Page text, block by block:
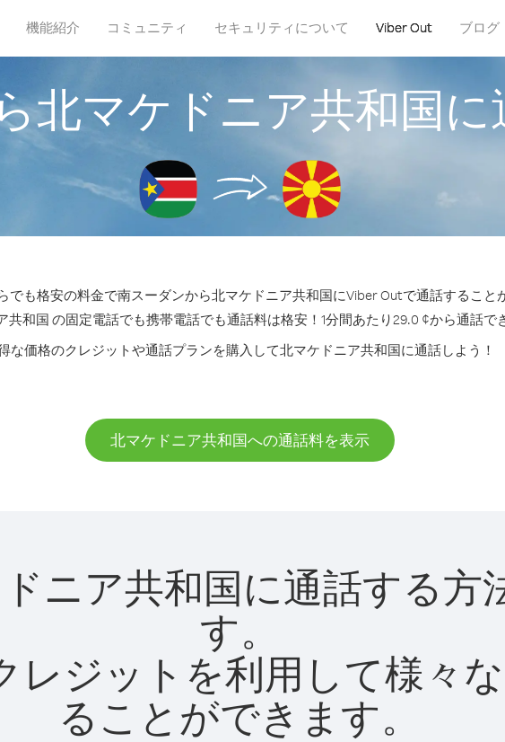
機能紹介 コミュニティ セキュリティについて Viber Out ブログ
北マケドニア共和国
でも格安の料金で南スーダンから北マケドニア共和国にViber Outで通話すること
共和国 の固定電話でも携帯電話でも通話料は格安！1分間あたり29.0 ¢から通話で
な価格のクレジットや通話プランを購入して北マケドニア共和国に通話しよう！
北マケドニア共和国への通話料を表示
ニア共和国に通話する方
す。
レジットを利用して様々
ることができます。